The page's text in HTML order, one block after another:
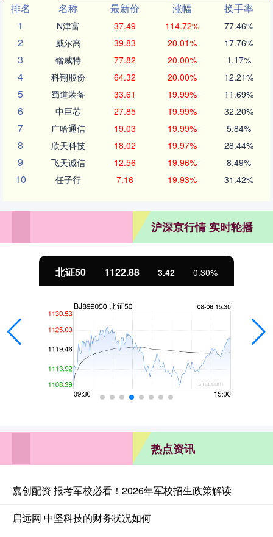
排名
名称 最新价 涨幅
换手率
1
N津富 37.49 114.72% 77.46%
2 威尔高 39.83 20.01% 17.76%
3 锴威特 77.82 20.00% 1.17%
4 科翔股份 64.32 20.00% 12.21%
5 蜀道装备 33.61 19.99% 11.69%
6 中巨芯 27.85 19.99% 32.20%
7 广哈通信 19.03 19.99% 5.84%
8 欣天科技 18.02 19.97% 28.44%
9 飞天诚信 12.56 19.96% 8.49%
10 任子行 7.16 19.93% 31.42%
沪深京行情 实时轮播
北证50 1122.88 3.42 0.30%
热点资讯
嘉创配资 报考军校必看！2026年军校招生政策解读
启远网 中坚科技的财务状况如何